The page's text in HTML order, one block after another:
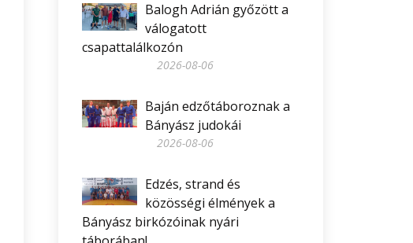
Balogh Adrián győzött a
válogatott
csapattalálkozón
2026-08-06
Baján edzőtáboroznak a
Bányász judokái
2026-08-06
Edzés, strand és
közösségi élmények a
Bányász birkózóinak nyári